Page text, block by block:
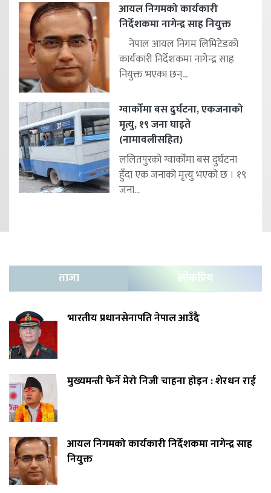
आयल निगमको कार्यकारी
निर्देशकमा नागेन्द्र साह नियुक्त
नेपाल आयल निगम लिमिटेडको
कार्यकारी निर्देशकमा नागेन्द्र साह
नियुक्त भएका छन्...
ग्वार्कोमा बस दुर्घटना, एकजनाको
मृत्यु, १९ जना घाइते
(नामावलीसहित)
ललितपुरको ग्वार्कोमा बस दुर्घटना
हुँदा एक जनाको मृत्यु भएको छ । १९
जना...
ताजा लोकप्रिय
भारतीय प्रधानसेनापति नेपाल आउँदै
मुख्यमन्त्री फेर्ने मेरो निजी चाहना होइन : शेरधन राई
आयल निगमको कार्यकारी निर्देशकमा नागेन्द्र साह
नियुक्त